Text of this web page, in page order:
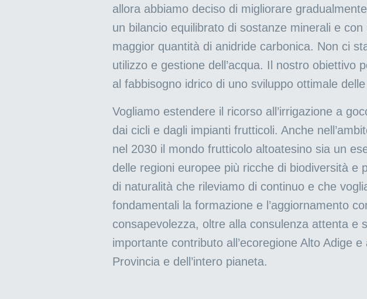
allora abbiamo deciso di migliorare
un bilancio equilibrato di sostanze minerali e
maggior quantità di anidride carbonica. Non ci
utilizzo e gestione dell’acqua. Il nostro obiettivo
al fabbisogno idrico di uno sviluppo ottimale
Vogliamo estendere il ricorso all’irrigazione a
dai cicli e dagli impianti frutticoli. Anche
nel 2030 il mondo frutticolo altoatesino sia un
delle regioni europee più ricche di biodiversità
di naturalità che rileviamo di continuo e che
fondamentali la formazione e l’aggiornamento
consapevolezza, oltre alla consulenza attenta
importante contributo all’ecoregione Alto Adige
Provincia e dell’intero pianeta.